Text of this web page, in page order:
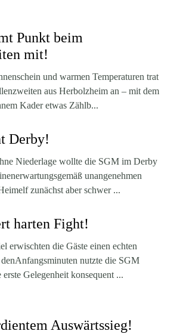
Punkt beim
mit!
und warmen Temperaturen trat
aus Herbolzheim an – mit dem
Kader etwas Zählb...
Derby!
Niederlage wollte die SGM im Derby
unangenehmen
zunächst aber schwer ...
harten Fight!
erwischten die Gäste einen echten
nutzte die SGM
Gelegenheit konsequent ...
Auswärtssieg!